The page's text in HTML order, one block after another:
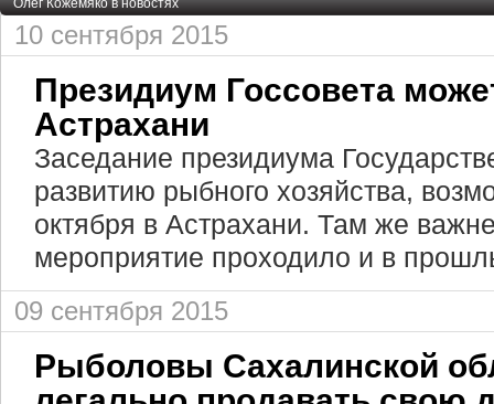
Олег Кожемяко в новостях
10 сентября 2015
Президиум Госсовета
Астрахани
Заседание президиума
развитию рыбного хозяйства,
октября в Астрахани. Там же
мероприятие проходило и в
09 сентября 2015
Рыболовы Сахалинской